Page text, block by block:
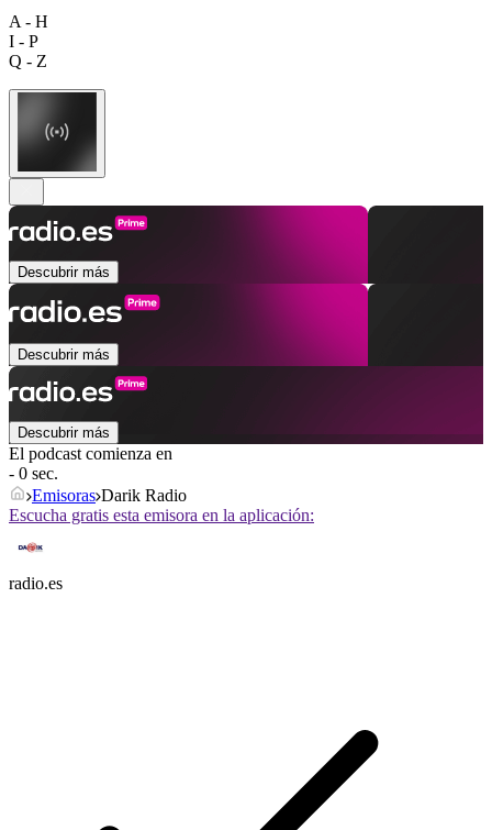
A - H
I - P
Q - Z
Descubrir más
Descubrir más
Descubrir más
El podcast comienza en
- 0 sec.
Emisoras Darik Radio
Escucha gratis esta emisora en la aplicación:
radio.es